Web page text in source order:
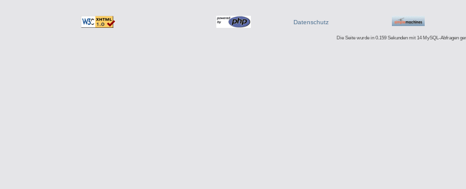
Datenschutz
Die Seite wurde in 0.159 Sekunden mit 14 MySQL-Abfragen